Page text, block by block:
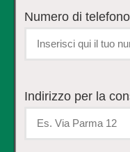
Numero di
Indirizzo per la